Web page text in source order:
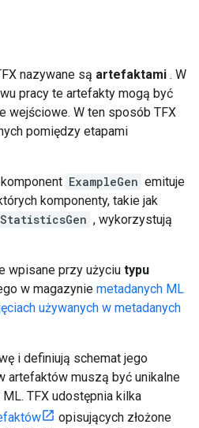
nazywane są artefaktami . W
pracy te artefakty mogą być
wejściowe. W ten sposób TFX
pomiędzy etapami
ExampleGen emituje
komponenty, takie jak
StatisticsGen , wykorzystują
wpisane przy użyciu typu
w magazynie metadanych ML
używanych w metadanych
i definiują schemat jego
artefaktów muszą być unikalne
TFX udostępnia kilka
opisujących złożone